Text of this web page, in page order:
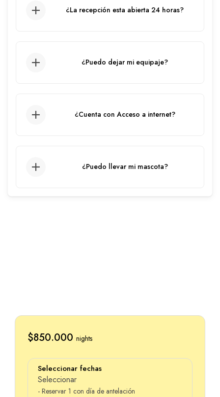
¿La recepción esta abierta 24 horas?
¿Puedo dejar mi equipaje?
¿Cuenta con Acceso a internet?
¿Puedo llevar mi mascota?
$850.000 nights
Seleccionar fechas
Seleccionar
- Reservar 1 con día de antelación